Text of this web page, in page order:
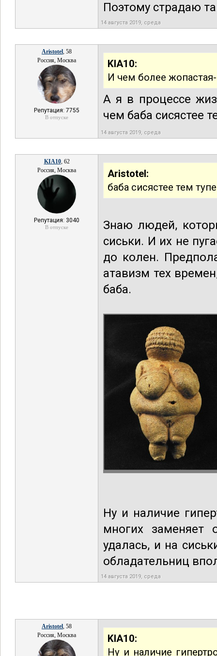
Поэтому страдаю
14 августа 2019, среда
Aristotel, 58
Россия, Москва
Репутация: 7755
В отпуске
KIA10:
И чем более
А я в процессе
чем баба сисястее
14 августа 2019, среда
KIA10, 62
Россия, Москва
Репутация: 3040
В отпуске
Aristotel:
баба сисястее тем
Знаю людей,
сиськи. И их не
до колен.
атавизм тех
баба.
Ну и наличие
многих заменяет
удалась, и на
обладательниц
14 августа 2019, среда
Aristotel, 58
Россия, Москва
KIA10:
Ну и наличие